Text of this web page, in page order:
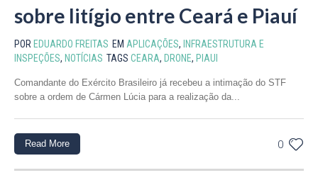
sobre litígio entre Ceará e Piauí
POR EDUARDO FREITAS EM APLICAÇÕES, INFRAESTRUTURA E
INSPEÇÕES, NOTÍCIAS TAGS CEARA, DRONE, PIAUI
Comandante do Exército Brasileiro já recebeu a intimação do STF
sobre a ordem de Cármen Lúcia para a realização da...
0
Read More